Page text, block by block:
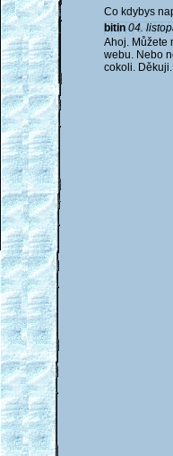
Co kdybys
bitin 04.
Ahoj. Můžete
webu. Nebo
cokoli. Děkuji.